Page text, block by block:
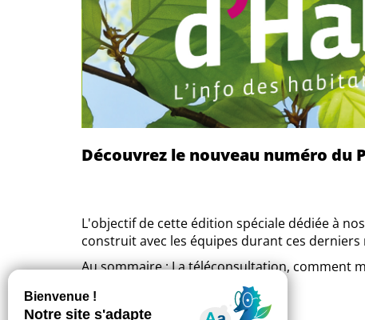
Découvrez le nouveau numéro du
L'objectif de cette édition spéciale dédiée à
construit avec les équipes durant ces derniers
Au sommaire : La téléconsultation, comment
Lire l'édition spéciale